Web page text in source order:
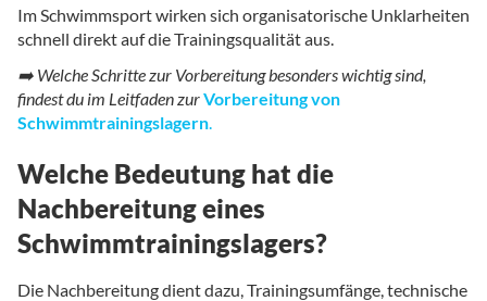
Im Schwimmsport wirken sich organisatorische Unklarheiten
schnell direkt auf die Trainingsqualität aus.
➡️ Welche Schritte zur Vorbereitung besonders wichtig sind,
findest du im Leitfaden zurVorbereitung von
Schwimmtrainingslagern
Welche Bedeutung hat die
Nachbereitung eines
Schwimmtrainingslagers?
Die Nachbereitung dient dazu, Trainingsumfänge, technische